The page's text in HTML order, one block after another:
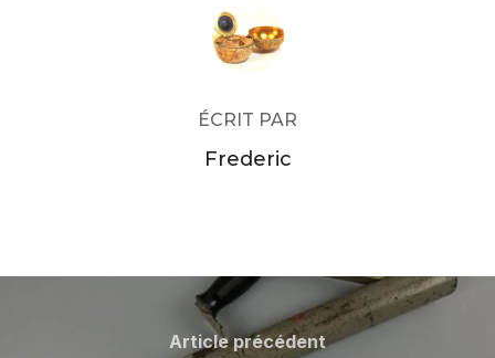
AUTEUR DE LA PUBLICATION
ÉCRIT PAR
Frederic
Article
Article précédent